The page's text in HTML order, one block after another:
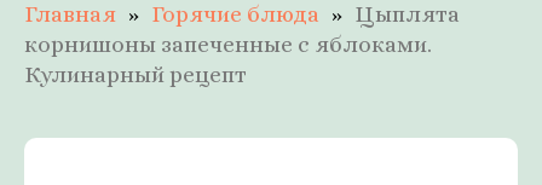
Главная Горячие блюда
Цыплята
корнишоны запеченные с яблоками.
Кулинарный рецепт